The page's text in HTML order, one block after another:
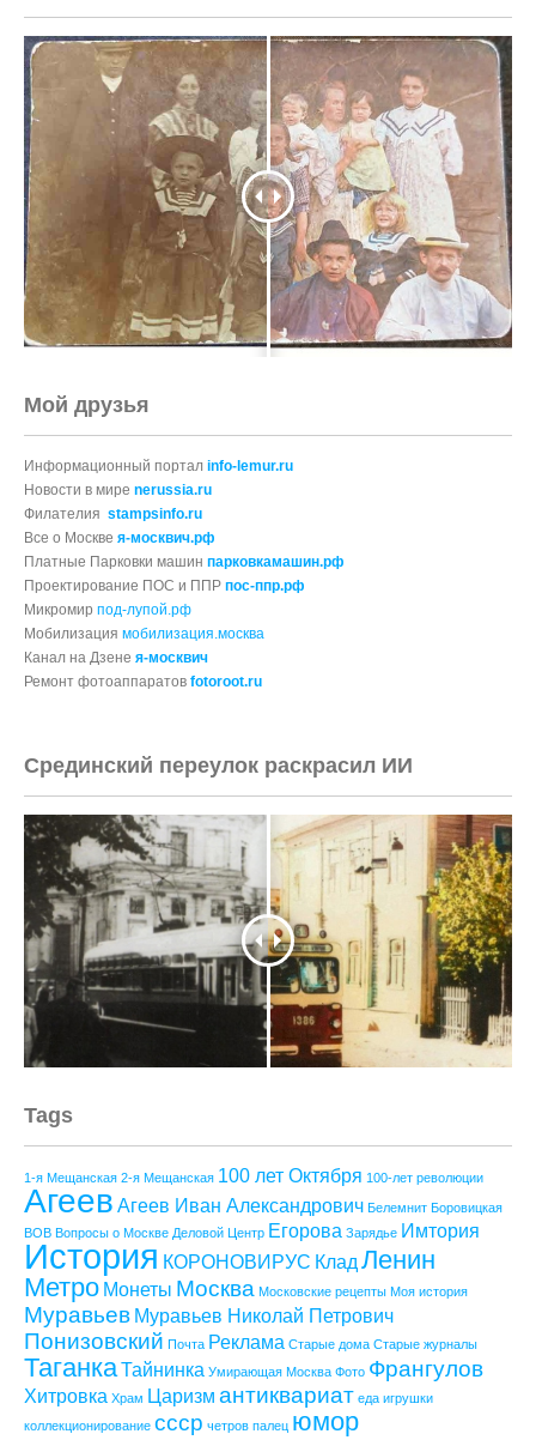
Мой друзья
Информационный портал info-lemur.ru
Новости в мире nerussia.ru
Филателия stampsinfo.ru
Все о Москве я-москвич.рф
Платные Парковки машин парковкамашин.рф
Проектирование ПОС и ППР пос-ппр.рф
Микромир под-лупой.рф
Мобилизация мобилизация.москва
Канал на Дзене я-москвич
Ремонт фотоаппаратов fotoroot.ru
Срединский переулок раскрасил ИИ
Tags
1-я Мещанская 2-я Мещанская 100 лет Октября 100-лет революции
Агеев Агеев Иван Александрович Белемнит Боровицкая
ВОВ Вопросы о Москве Деловой Центр Егорова Зарядье Имтория
История КОРОНОВИРУС Клад Ленин
Метро Монеты Москва Московские рецепты Моя история
Муравьев Муравьев Николай Петрович
Понизовский Почта Реклама Старые дома Старые журналы
ТаганкаТайнинка Умирающая Москва Фото Франгулов
Хитровка Храм Царизм антиквариат еда игрушки
коллекционирование ссср четров палец юмор